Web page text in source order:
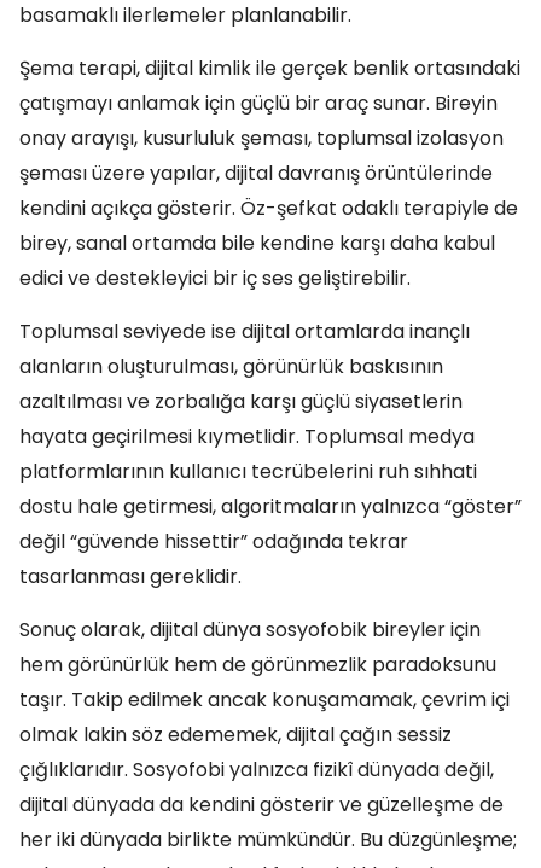
basamaklı ilerlemeler planlanabilir.
Şema terapi, dijital kimlik ile gerçek benlik ortasındaki
çatışmayı anlamak için güçlü bir araç sunar. Bireyin
onay arayışı, kusurluluk şeması, toplumsal izolasyon
şeması üzere yapılar, dijital davranış örüntülerinde
kendini açıkça gösterir. Öz-şefkat odaklı terapiyle de
birey, sanal ortamda bile kendine karşı daha kabul
edici ve destekleyici bir iç ses geliştirebilir.
Toplumsal seviyede ise dijital ortamlarda inançlı
alanların oluşturulması, görünürlük baskısının
azaltılması ve zorbalığa karşı güçlü siyasetlerin
hayata geçirilmesi kıymetlidir. Toplumsal medya
platformlarının kullanıcı tecrübelerini ruh sıhhati
dostu hale getirmesi, algoritmaların yalnızca “göster”
değil “güvende hissettir” odağında tekrar
tasarlanması gereklidir.
Sonuç olarak, dijital dünya sosyofobik bireyler için
hem görünürlük hem de görünmezlik paradoksunu
taşır. Takip edilmek ancak konuşamamak, çevrim içi
olmak lakin söz edememek, dijital çağın sessiz
çığlıklarıdır. Sosyofobi yalnızca fizikî dünyada değil,
dijital dünyada da kendini gösterir ve güzelleşme de
her iki dünyada birlikte mümkündür. Bu düzgünleşme;